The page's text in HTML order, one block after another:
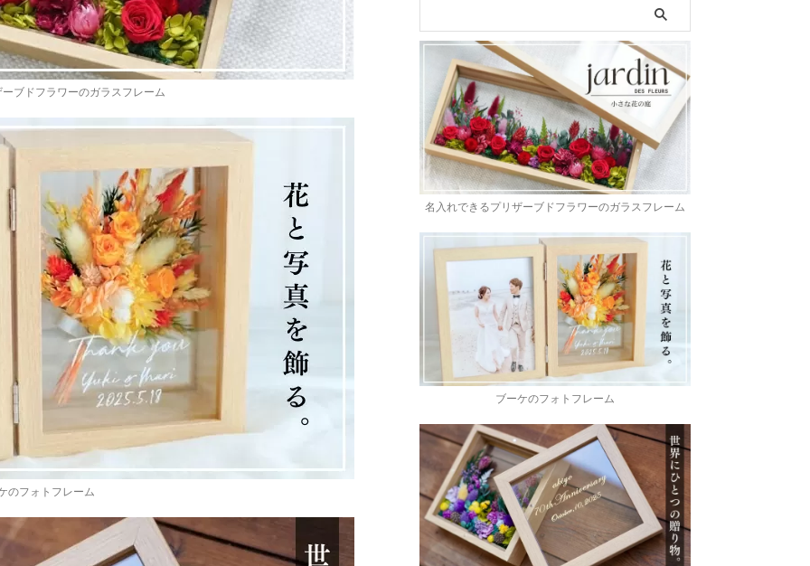
ブドフラワーのガラスフレーム
のフォトフレーム
名入れできるプリザーブドフラワーのガラスフレーム
ブーケのフォトフレーム